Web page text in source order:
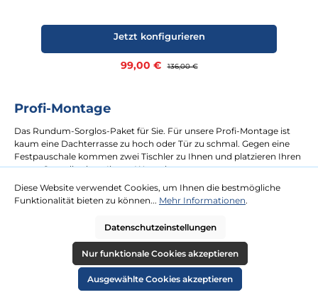
Verkaufspreis:
99,00 € Regulärer Preis:
136,00 €
Jetzt konfigurieren
Profi-Montage
Das Rundum-Sorglos-Paket für Sie. Für unsere Profi-Montage ist
kaum eine Dachterrasse zu hoch oder Tür zu schmal. Gegen eine
Festpauschale kommen zwei Tischler zu Ihnen und platzieren Ihren
neuen Strandkorb an Ihrem Wunschort.
mehr erfahren
Diese Website verwendet Cookies, um Ihnen die bestmögliche
Funktionalität bieten zu können... Mehr Informationen.
Datenschutzeinstellungen
Nur funktionale Cookies akzeptieren
Ausgewählte Cookies akzeptieren